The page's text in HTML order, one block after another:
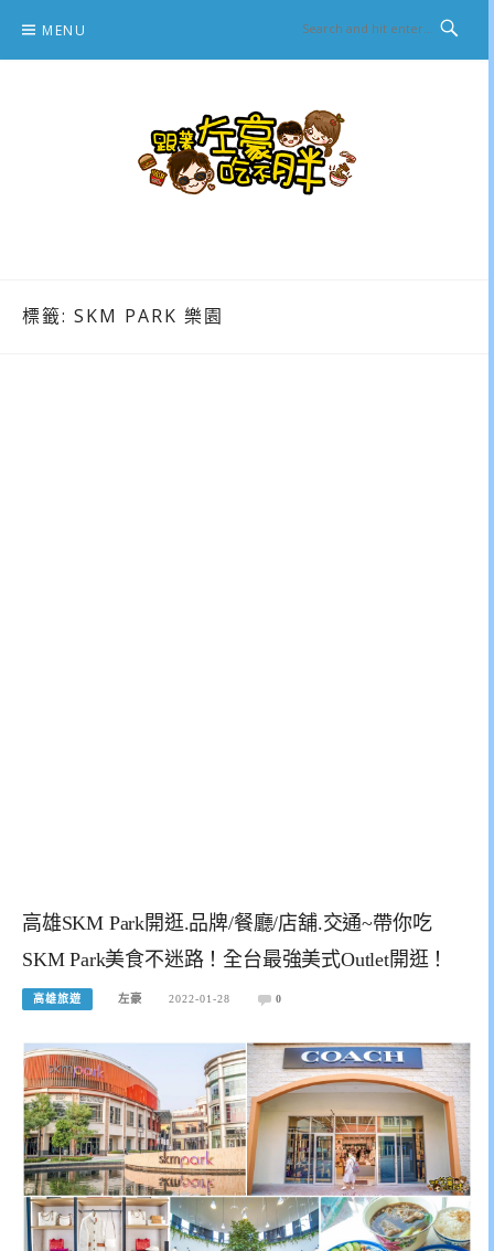
content
MENU
標籤: SKM PARK 樂園
高雄SKM Park開逛.品牌/餐廳/店舖.交通~帶你吃
SKM Park美食不迷路！全台最強美式Outlet開逛！
高雄旅遊 左豪 2022-01-28 0